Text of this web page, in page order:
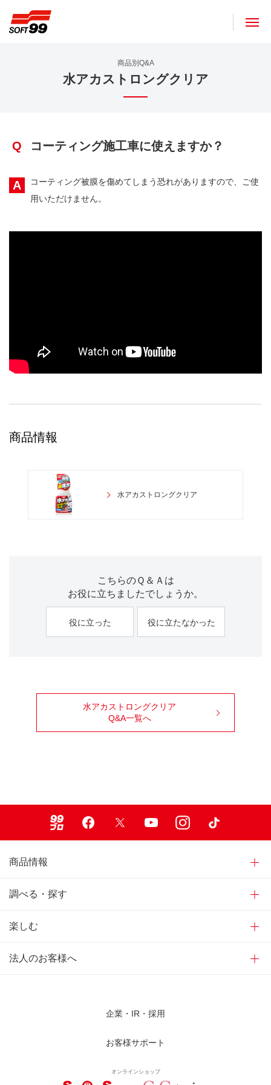
商品別Q&A
水アカストロングクリア
Q コーティング施工車に使えますか？
A
コーティング被膜を傷めてしまう恐れがありますので、ご使
用いただけません。
商品情報
水アカストロングクリア
こちらのＱ＆Ａは
お役に立ちましたでしょうか。
役に立った 役に立たなかった
水アカストロングクリア
Q&A一覧へ
商品情報
調べる・探す
楽しむ
法人のお客様へ
企業・IR・採用
お客様サポート
オンラインショップ